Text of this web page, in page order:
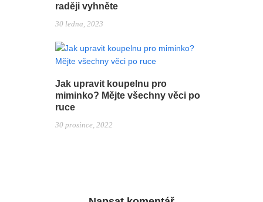
raději vyhněte
30 ledna, 2023
Jak upravit koupelnu pro
miminko? Mějte všechny věci po
ruce
30 prosince, 2022